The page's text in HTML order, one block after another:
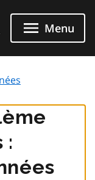
Menu
: